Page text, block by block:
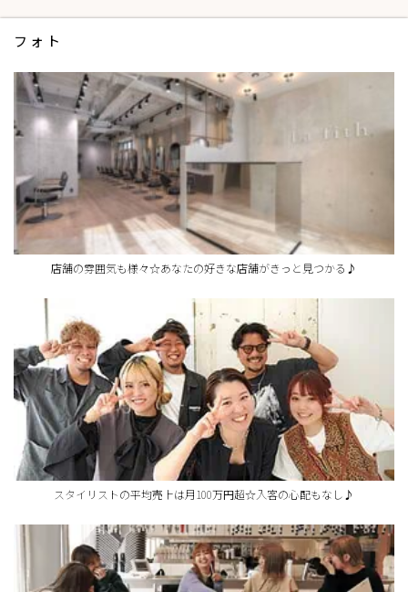
フォト
店舗の雰囲気も様々☆あなたの好きな店舗がきっと見つかる♪
スタイリストの平均売上は月100万円超☆入客の心配もなし♪